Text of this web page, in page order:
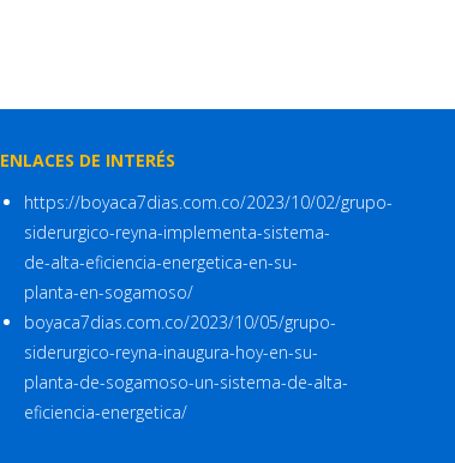
ENLACES DE INTERÉS
https://boyaca7dias.com.co/2023/10/02/grupo-
siderurgico-reyna-implementa-sistema-
de-alta-eficiencia-energetica-en-su-
planta-en-sogamoso/
boyaca7dias.com.co/2023/10/05/grupo-
siderurgico-reyna-inaugura-hoy-en-su-
planta-de-sogamoso-un-sistema-de-alta-
eficiencia-energetica/